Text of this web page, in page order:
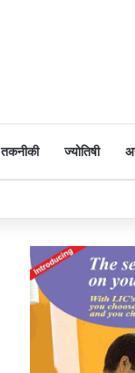
तकनीकी ज्योतिषी